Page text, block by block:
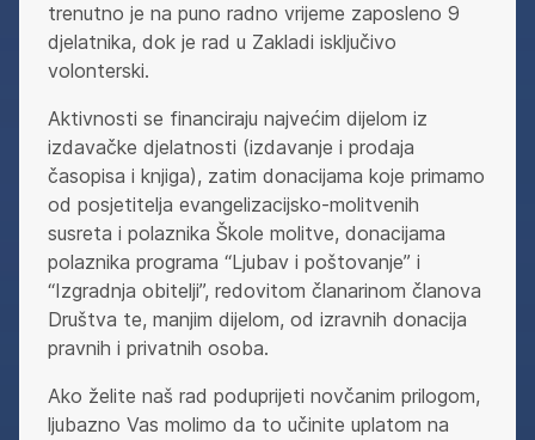
trenutno je na puno radno vrijeme zaposleno 9
djelatnika, dok je rad u Zakladi isključivo
volonterski.
Aktivnosti se financiraju najvećim dijelom iz
izdavačke djelatnosti (izdavanje i prodaja
časopisa i knjiga), zatim donacijama koje primamo
od posjetitelja evangelizacijsko-molitvenih
susreta i polaznika Škole molitve, donacijama
polaznika programa “Ljubav i poštovanje” i
“Izgradnja obitelji”, redovitom članarinom članova
Društva te, manjim dijelom, od izravnih donacija
pravnih i privatnih osoba.
Ako želite naš rad poduprijeti novčanim prilogom,
ljubazno Vas molimo da to učinite uplatom na